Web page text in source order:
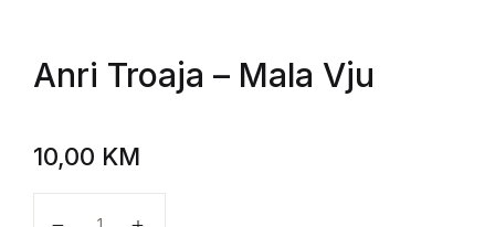
Anri Troaja – Mala Vju
10,00 KM